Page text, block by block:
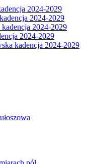
2024-2029
2024-2029
kadencja 2024-2029
2024-2029
kadencja 2024-2029